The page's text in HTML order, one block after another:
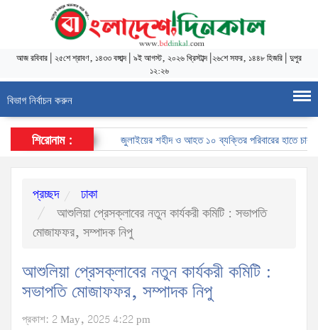
আজরবিবার ২৫শে শ্রাবণ, ১৪৩৩ বঙ্গাব্দ| ৯ই আগস্ট, ২০২৬ খ্রিস্টাব্দ| ২৬শে সফর, ১৪৪৮ হিজরি দুপুর
১২:২৬
বিভাগ নির্বাচন করুন
শিরোনাম : জুলাইয়ের শহীদ ও আহত ১০ ব্যক্তির পরিবারের হাতে
প্রচ্ছদ
ঢাকা
আশুলিয়া প্রেসক্লাবের নতুন কার্যকরী কমিটি : সভাপতি
মোজাফফর, সম্পাদক নিপু
আশুলিয়া প্রেসক্লাবের নতুন কার্যকরী কমিটি :
সভাপতি মোজাফফর, সম্পাদক নিপু
প্রকাশ: 2 May, 2025 4:22 pm